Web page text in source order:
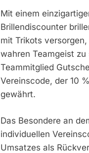
Mit einem
Brillendiscounter
mit Trikots
wahren Teamgeist
Teammitglied
Vereinscode, der 10
gewährt.
Das Besondere an
individuellen
Umsatzes als